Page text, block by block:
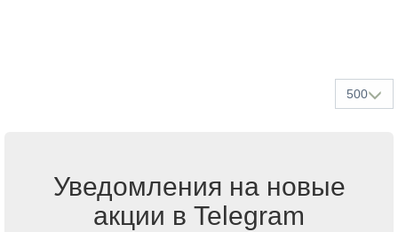
500
Уведомления на новые
акции в Telegram